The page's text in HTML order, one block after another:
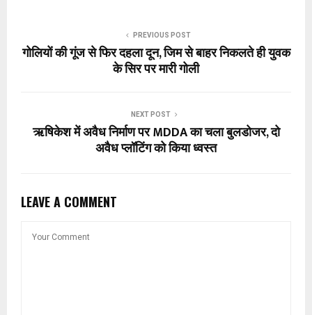
PREVIOUS POST
गोलियों की गूंज से फिर दहला दून, जिम से बाहर निकलते ही युवक
के सिर पर मारी गोली
NEXT POST
ऋषिकेश में अवैध निर्माण पर MDDA का चला बुलडोजर, दो
अवैध प्लॉटिंग को किया ध्वस्त
LEAVE A COMMENT